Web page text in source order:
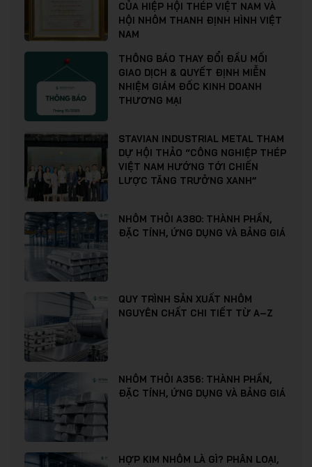
CỦA HIỆP HỘI THÉP VIỆT NAM VÀ
HỘI NHÔM THANH ĐỊNH HÌNH VIỆT
NAM
THÔNG BÁO THAY ĐỔI ĐẦU MỐI
GIAO DỊCH & QUYẾT ĐỊNH MIỄN
NHIỆM GIÁM ĐỐC KINH DOANH
THƯƠNG MẠI
STAVIAN INDUSTRIAL METAL THAM
DỰ HỘI THẢO “CÔNG NGHIỆP THÉP
VIỆT NAM HƯỚNG TỚI CHIẾN
LƯỢC TĂNG TRƯỞNG XANH”
NHÔM THỎI A380: THÀNH PHẦN,
ĐẶC TÍNH, ỨNG DỤNG VÀ BẢNG GIÁ
QUY TRÌNH SẢN XUẤT NHÔM
NGUYÊN CHẤT CHI TIẾT TỪ A–Z
NHÔM THỎI A356: THÀNH PHẦN,
ĐẶC TÍNH, ỨNG DỤNG VÀ BẢNG GIÁ
HỢP KIM NHÔM LÀ GÌ? PHÂN LOẠI,